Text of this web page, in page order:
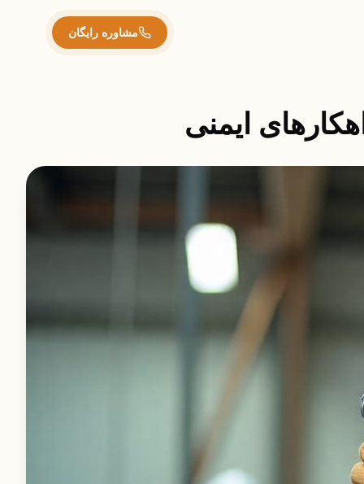
مشاوره رایگان
ایمنی